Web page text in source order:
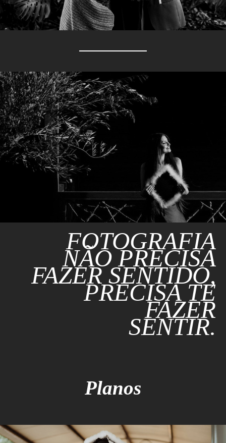
FOTOGRAFIA
NÃO PRECISA
FAZER SENTIDO,
PRECISA TE
FAZER
SENTIR.
Planos